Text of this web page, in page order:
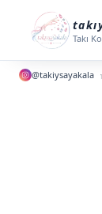
Takı
@takiysayakala
koleksiyonlar yayında